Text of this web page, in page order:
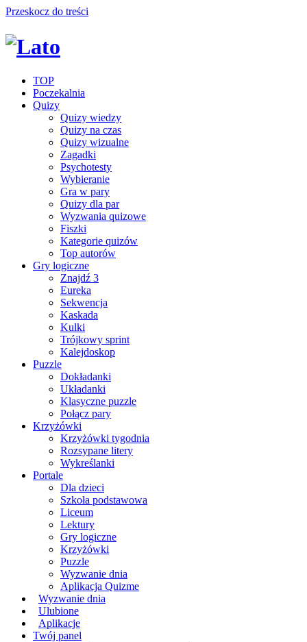
Przeskocz do treści
TOP
Poczekalnia
Quizy
Quizy wiedzy
Quizy na czas
Quizy wizualne
Zagadki
Psychotesty
Wybieranie
Gra w pary
Quizy dla par
Wyzwania quizowe
Fiszki
Kategorie quizów
Top autorów
Gry logiczne
Znajdź 3
Eureka
Sekwencja
Kaskada
Kulki
Trójkowy sprint
Kalejdoskop
Puzzle
Dokładanki
Układanki
Klasyczne puzzle
Połącz pary
Krzyżówki
Krzyżówki tygodnia
Rozsypane litery
Wykreślanki
Portale
Dla dzieci
Szkoła podstawowa
Liceum
Lektury
Gry logiczne
Krzyżówki
Puzzle
Wyzwanie dnia
Aplikacja Quizme
Wyzwanie dnia
Ulubione
Aplikacje
Twój panel